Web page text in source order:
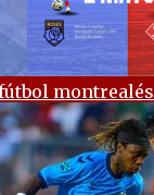
montrealés